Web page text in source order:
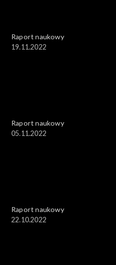
Raport naukowy
19.11.2022
Raport naukowy
05.11.2022
Raport naukowy
22.10.2022